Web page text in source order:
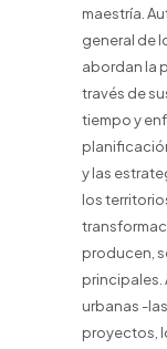
maestría.
general de
abordan la
través de
tiempo y
y las
los
producen,
principales.
urbanas -
proyectos,